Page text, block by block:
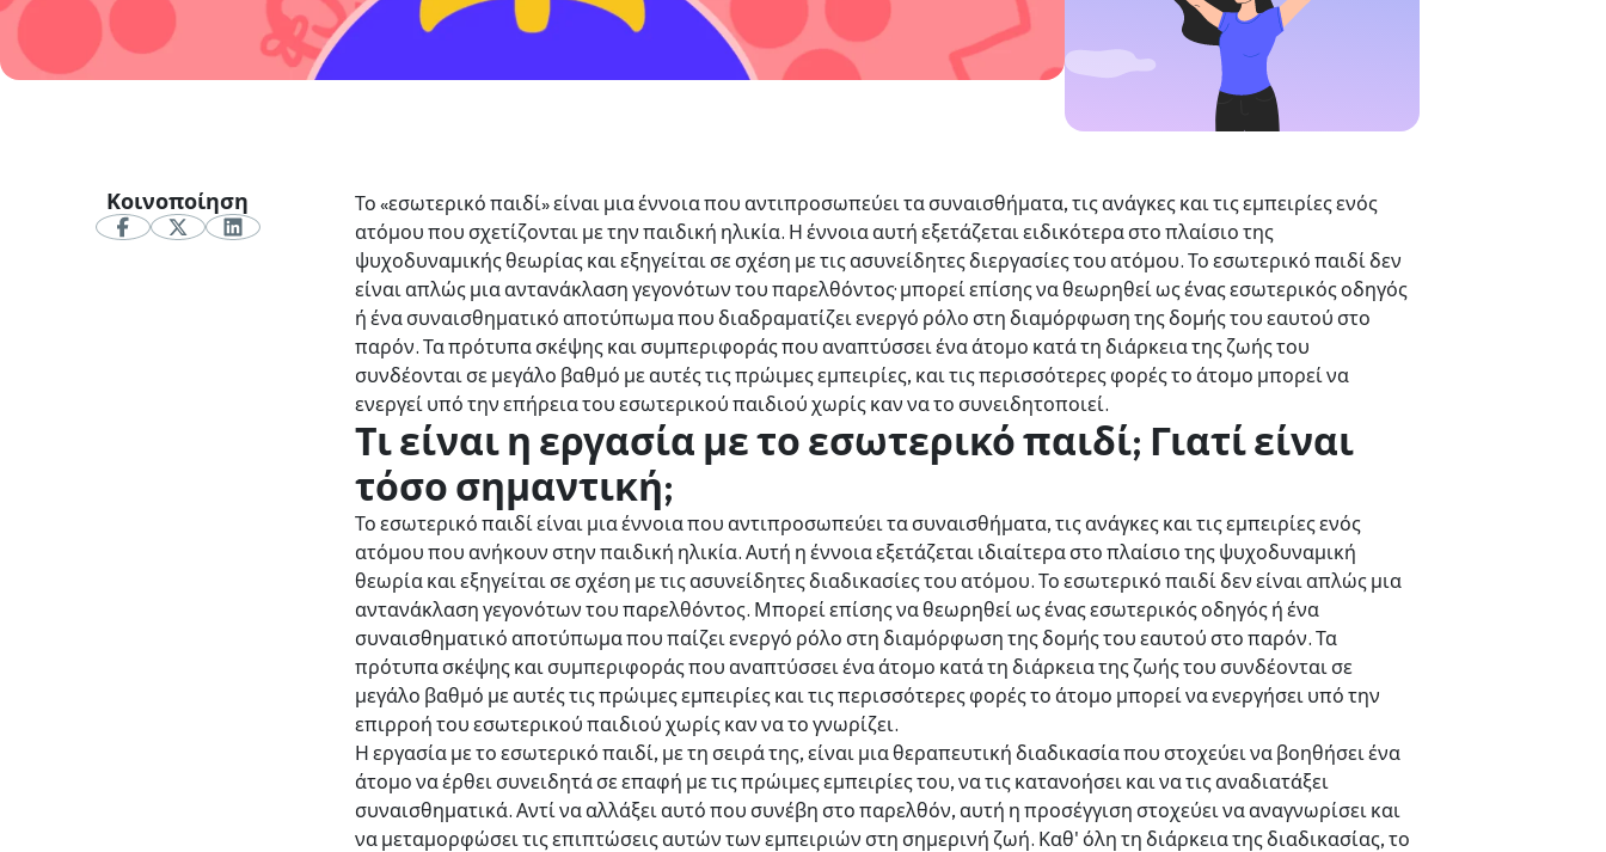
Κοινοποίηση
Το «εσωτερικό παιδί» είναι μια έννοια που αντιπροσωπεύει τα συναισθήματα, τις ανάγκες και τις εμπειρίες ενός
ατόμου που σχετίζονται με την παιδική ηλικία. Η έννοια αυτή εξετάζεται ειδικότερα στο πλαίσιο της
ψυχοδυναμικής θεωρίας και εξηγείται σε σχέση με τις ασυνείδητες διεργασίες του ατόμου. Το εσωτερικό παιδί δεν
είναι απλώς μια αντανάκλαση γεγονότων του παρελθόντος· μπορεί επίσης να θεωρηθεί ως ένας εσωτερικός οδηγός
ή ένα συναισθηματικό αποτύπωμα που διαδραματίζει ενεργό ρόλο στη διαμόρφωση της δομής του εαυτού στο
παρόν. Τα πρότυπα σκέψης και συμπεριφοράς που αναπτύσσει ένα άτομο κατά τη διάρκεια της ζωής του
συνδέονται σε μεγάλο βαθμό με αυτές τις πρώιμες εμπειρίες, και τις περισσότερες φορές το άτομο μπορεί να
ενεργεί υπό την επήρεια του εσωτερικού παιδιού χωρίς καν να το συνειδητοποιεί.
Τι είναι η εργασία με το εσωτερικό παιδί; Γιατί είναι
τόσο σημαντική;
Το εσωτερικό παιδί είναι μια έννοια που αντιπροσωπεύει τα συναισθήματα, τις ανάγκες και τις εμπειρίες ενός
ατόμου που ανήκουν στην παιδική ηλικία. Αυτή η έννοια εξετάζεται ιδιαίτερα στο πλαίσιο της ψυχοδυναμική
θεωρία και εξηγείται σε σχέση με τις ασυνείδητες διαδικασίες του ατόμου. Το εσωτερικό παιδί δεν είναι απλώς μια
αντανάκλαση γεγονότων του παρελθόντος. Μπορεί επίσης να θεωρηθεί ως ένας εσωτερικός οδηγός ή ένα
συναισθηματικό αποτύπωμα που παίζει ενεργό ρόλο στη διαμόρφωση της δομής του εαυτού στο παρόν. Τα
πρότυπα σκέψης και συμπεριφοράς που αναπτύσσει ένα άτομο κατά τη διάρκεια της ζωής του συνδέονται σε
μεγάλο βαθμό με αυτές τις πρώιμες εμπειρίες και τις περισσότερες φορές το άτομο μπορεί να ενεργήσει υπό την
επιρροή του εσωτερικού παιδιού χωρίς καν να το γνωρίζει.
Η εργασία με το εσωτερικό παιδί, με τη σειρά της, είναι μια θεραπευτική διαδικασία που στοχεύει να βοηθήσει ένα
άτομο να έρθει συνειδητά σε επαφή με τις πρώιμες εμπειρίες του, να τις κατανοήσει και να τις αναδιατάξει
συναισθηματικά. Αντί να αλλάξει αυτό που συνέβη στο παρελθόν, αυτή η προσέγγιση στοχεύει να αναγνωρίσει και
να μεταμορφώσει τις επιπτώσεις αυτών των εμπειριών στη σημερινή ζωή. Καθ' όλη τη διάρκεια της διαδικασίας, το